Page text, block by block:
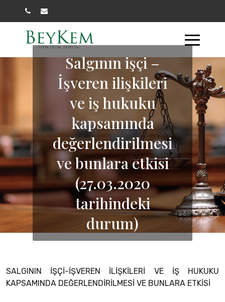
Salgının işçi –
İşveren ilişkileri
ve iş hukuku
kapsamında
değerlendirilmesi
ve bunlara etkisi
(27.03.2020
tarihindeki
durum)
SALGININ İŞÇİ-İŞVEREN İLİŞKİLERİ VE İŞ HUKUKU
KAPSAMINDA DEĞERLENDİRİLMESİ VE BUNLARA ETKİSİ